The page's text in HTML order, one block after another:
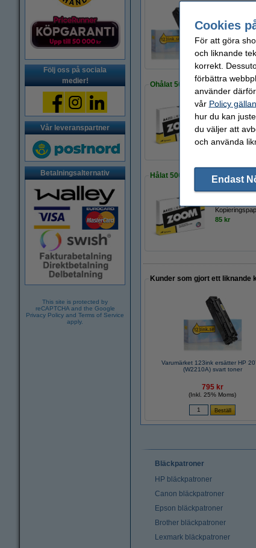
Följ oss på sociala
medier!
Vår leveranspartner
Betalningsalternativ
This site is protected by
reCAPTCHA and the Google
Privacy Policy and Terms of Service
apply.
Varumärket
795 kr
Ohålat 500 ark
80 kr
Hålat 500 ark
85 kr
Kunder som gjort ett liknande
Varumärket 123ink ersätter HP
(W2210A) svart toner
795 kr
(Inkl. 25% Moms)
Bläckpatroner
HP bläckpatroner
Canon bläckpatroner
Epson bläckpatroner
Brother bläckpatroner
Lexmark bläckpatroner
Cookies
För att göra
och liknande
korrekt.
förbättra
använder
vår Policy
hur du kan
du väljer att
och använda
Endast